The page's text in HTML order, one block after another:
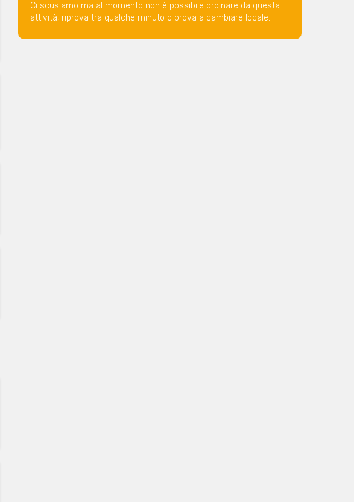
Ci scusiamo ma al momento non è possibile ordinare da questa
attività, riprova tra qualche minuto o prova a cambiare locale.